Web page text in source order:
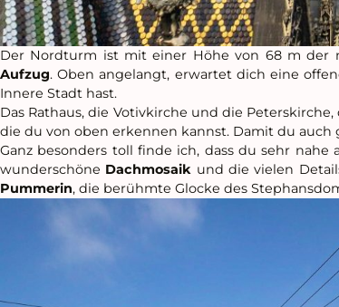
Der Nordturm ist mit einer Höhe von 68 m der
Aufzug. Oben angelangt, erwartet dich eine
Innere Stadt hast.
Das Rathaus, die Votivkirche und die
die du von oben erkennen kannst. Damit du
Ganz besonders toll finde ich, dass du sehr
wunderschöne Dachmosaik und die vielen
Pummerin, die berühmte Glocke des